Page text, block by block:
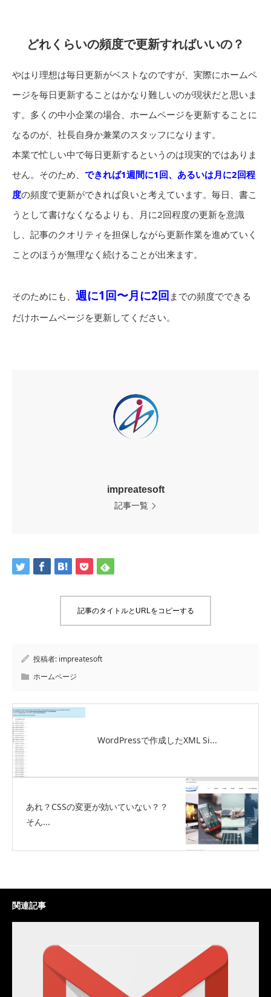
どれくらいの頻度で更新すればいいの？
やはり理想は毎日更新がベストなのですが、実際にホームペ
ージを毎日更新することはかなり難しいのが現状だと思いま
す。多くの中小企業の場合、ホームページを更新することに
なるのが、社長自身か兼業のスタッフになります。
本業で忙しい中で毎日更新するというのは現実的ではありま
せん。そのため、 できれば1週間に1回、あるいは月に2回程
度の頻度で更新ができれば良いと考えています。毎日、書こ
うとして書けなくなるよりも、月に2回程度の更新を意識
し、記事のクオリティを担保しながら更新作業を進めていく
ことのほうが無理なく続けることが出来ます。
そのためにも、 週に1回〜月に2回 までの頻度でできる
だけホームページを更新してください。
impreatesoft
記事一覧
記事のタイトルとURLをコピーする
投稿者: impreatesoft
ホームページ
WordPressで作成したXML Si...
あれ？CSSの変更が効いていない？？
そん...
関連記事